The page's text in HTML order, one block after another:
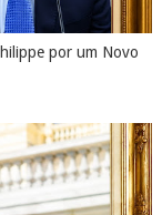
por um Novo